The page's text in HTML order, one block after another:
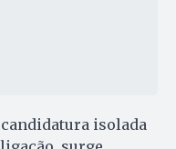
isolada